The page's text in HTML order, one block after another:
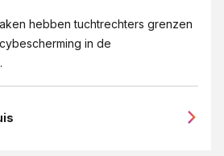
hebben tuchtrechters grenzen
in de